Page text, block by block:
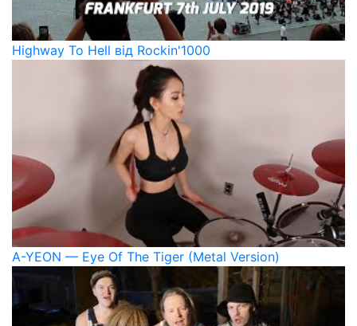
Highway To Hell від Rockin'1000
A-YEON — Eye Of The Tiger (Metal Version)